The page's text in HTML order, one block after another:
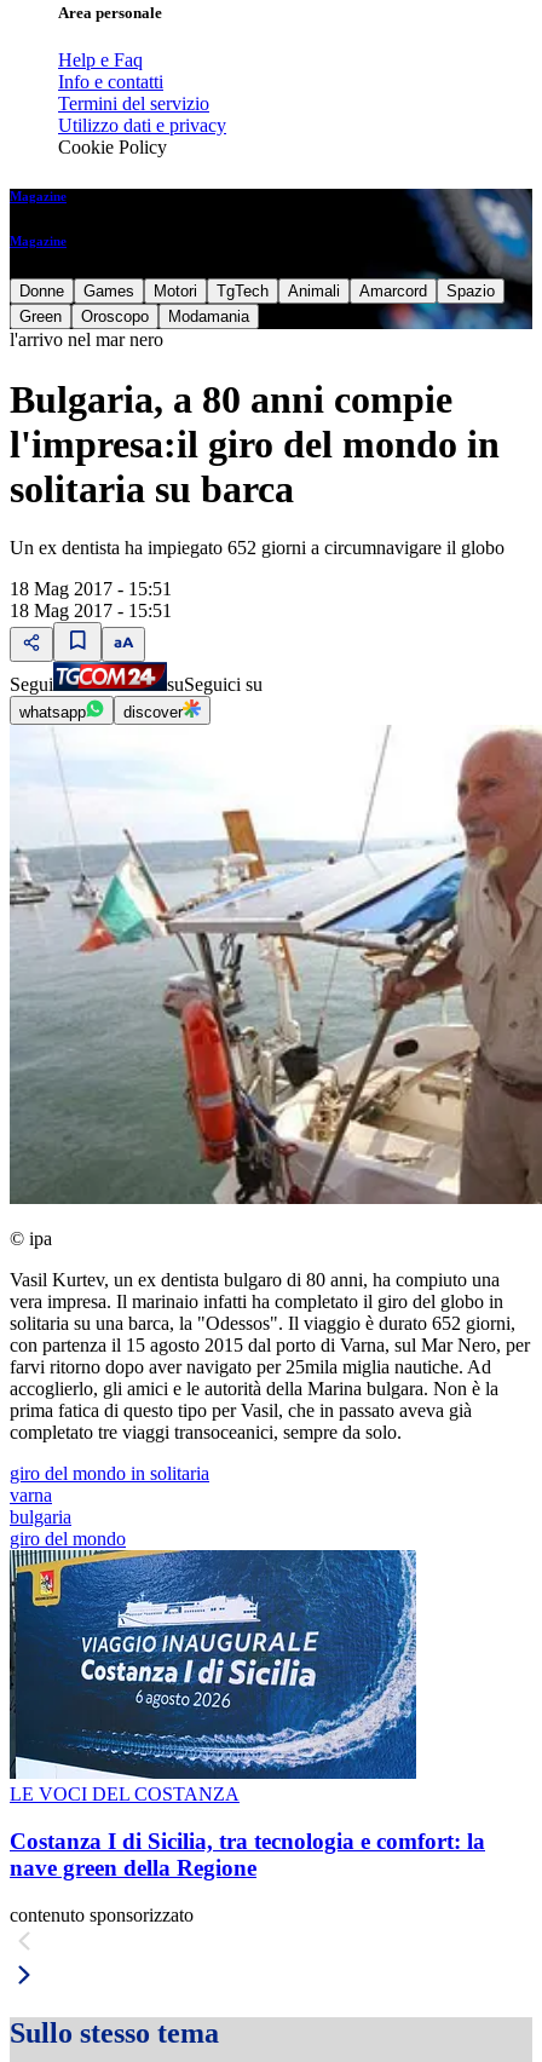
Area personale
Help e Faq
Info e contatti
Termini del servizio
Utilizzo dati e privacy
Cookie Policy
Magazine
Magazine
Donne Games Motori TgTech Animali Amarcord
Spazio
Green
Oroscopo Modamania
l'arrivo nel mar nero
Bulgaria, a 80 anni compie
l'impresa:il giro del mondo in
solitaria su barca
Un ex dentista ha impiegato 652 giorni a circumnavigare il globo
18 Mag 2017 - 15:51
18 Mag 2017 - 15:51
Segui suSeguici su
whatsapp discover
© ipa
Vasil Kurtev, un ex dentista bulgaro di 80 anni, ha compiuto una
vera impresa. Il marinaio infatti ha completato il giro del globo in
solitaria su una barca, la "Odessos". Il viaggio è durato 652 giorni,
con partenza il 15 agosto 2015 dal porto di Varna, sul Mar Nero, per
farvi ritorno dopo aver navigato per 25mila miglia nautiche. Ad
accoglierlo, gli amici e le autorità della Marina bulgara. Non è la
prima fatica di questo tipo per Vasil, che in passato aveva già
completato tre viaggi transoceanici, sempre da solo.
giro del mondo in solitaria
varna
bulgaria
giro del mondo
LE VOCI DEL COSTANZA
Costanza I di Sicilia, tra tecnologia e comfort: la
nave green della Regione
contenuto sponsorizzato
Sullo stesso tema